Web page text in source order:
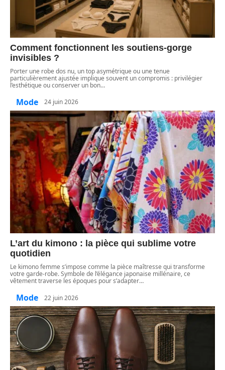
Comment fonctionnent les soutiens-gorge
invisibles ?
Porter une robe dos nu, un top asymétrique ou une tenue
particulièrement ajustée implique souvent un compromis : privilégier
l’esthétique ou conserver un bon…
Mode 24 juin 2026
L’art du kimono : la pièce qui sublime votre
quotidien
Le kimono femme s’impose comme la pièce maîtresse qui transforme
votre garde-robe. Symbole de l’élégance japonaise millénaire, ce
vêtement traverse les époques pour s’adapter…
Mode 22 juin 2026